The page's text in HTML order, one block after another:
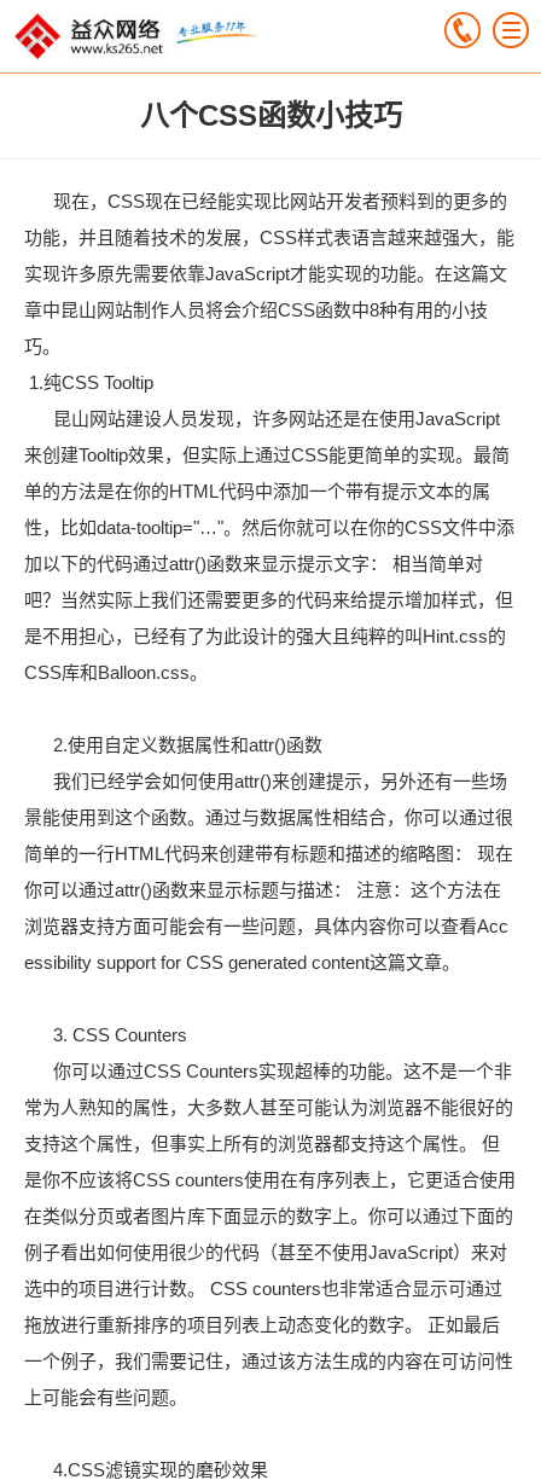
八个CSS函数小技巧
现在，CSS现在已经能实现比网站开发者预料到的更多的
功能，并且随着技术的发展，CSS样式表语言越来越强大，能
实现许多原先需要依靠JavaScript才能实现的功能。在这篇文
章中昆山网站制作人员将会介绍CSS函数中8种有用的小技
巧。
1.纯CSS Tooltip
昆山网站建设人员发现，许多网站还是在使用JavaScript
来创建Tooltip效果，但实际上通过CSS能更简单的实现。最简
单的方法是在你的HTML代码中添加一个带有提示文本的属
性，比如data-tooltip="…"。然后你就可以在你的CSS文件中添
加以下的代码通过attr()函数来显示提示文字： 相当简单对
吧？当然实际上我们还需要更多的代码来给提示增加样式，但
是不用担心，已经有了为此设计的强大且纯粹的叫Hint.css的
CSS库和Balloon.css。
2.使用自定义数据属性和attr()函数
我们已经学会如何使用attr()来创建提示，另外还有一些场
景能使用到这个函数。通过与数据属性相结合，你可以通过很
简单的一行HTML代码来创建带有标题和描述的缩略图： 现在
你可以通过attr()函数来显示标题与描述： 注意：这个方法在
浏览器支持方面可能会有一些问题，具体内容你可以查看Acc
essibility support for CSS generated content这篇文章。
3. CSS Counters
你可以通过CSS Counters实现超棒的功能。这不是一个非
常为人熟知的属性，大多数人甚至可能认为浏览器不能很好的
支持这个属性，但事实上所有的浏览器都支持这个属性。 但
是你不应该将CSS counters使用在有序列表上，它更适合使用
在类似分页或者图片库下面显示的数字上。你可以通过下面的
例子看出如何使用很少的代码（甚至不使用JavaScript）来对
选中的项目进行计数。 CSS counters也非常适合显示可通过
拖放进行重新排序的项目列表上动态变化的数字。 正如最后
一个例子，我们需要记住，通过该方法生成的内容在可访问性
上可能会有些问题。
4.CSS滤镜实现的磨砂效果